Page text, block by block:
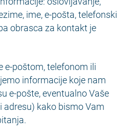
ime, e-pošta, telefonski
obrasca za kontakt je
e-poštom, telefonom ili
informacije koje nam
e-pošte, eventualno Vaše
adresu) kako bismo Vam